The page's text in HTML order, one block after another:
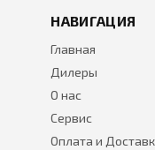
НАВИГАЦИЯ
Главная
Дилеры
О нас
Сервис
Оплата и